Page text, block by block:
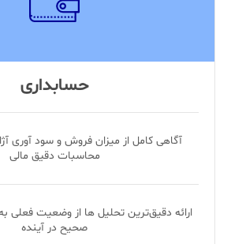
حسابداری
آگاهی کامل از میزان فروش و سود آوری
محاسبات دقیق مالی
ارائه دقیق‌ترین تحلیل ها از وضعیت فعلی
صحیح در آینده